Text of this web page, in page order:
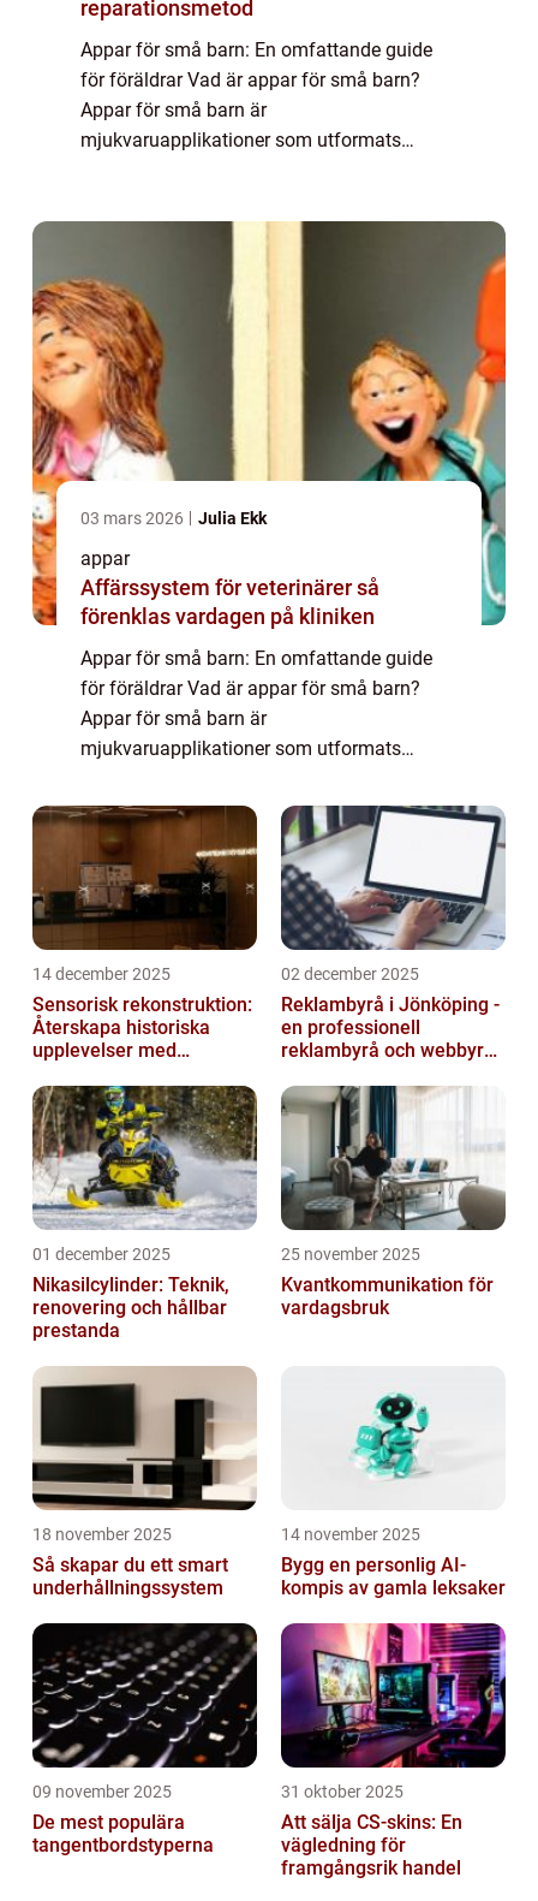
reparationsmetod
Appar för små barn: En omfattande guide
för föräldrar Vad är appar för små barn?
Appar för små barn är
mjukvaruapplikationer som utformats
03 mars 2026 Julia Ekk
appar
Affärssystem för veterinärer så
förenklas vardagen på kliniken
Appar för små barn: En omfattande guide
för föräldrar Vad är appar för små barn?
Appar för små barn är
mjukvaruapplikationer som utformats
stimulera små barn på digitala plattformar
som smartphones, surfplattor ...
14 december 2025
Sensorisk rekonstruktion:
Återskapa historiska
upplevelser med
02 december 2025
Reklambyrå i Jönköping -
en professionell
reklambyrå och webbyrå
kommunikati...
01 december 2025
Nikasilcylinder: Teknik,
renovering och hållbar
prestanda
25 november 2025
Kvantkommunikation för
vardagsbruk
18 november 2025
Så skapar du ett smart
underhållningssystem
14 november 2025
Bygg en personlig AI-
kompis av gamla leksaker
09 november 2025
De mest populära
tangentbordstyperna
31 oktober 2025
Att sälja CS-skins: En
vägledning för
framgångsrik handel